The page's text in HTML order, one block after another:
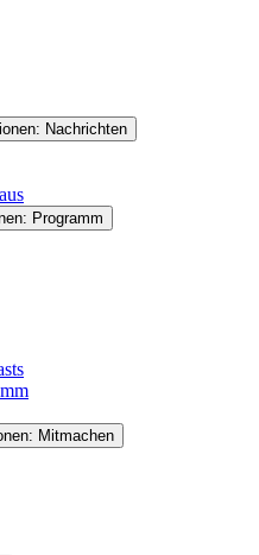
Nachrichten
Programm
Mitmachen